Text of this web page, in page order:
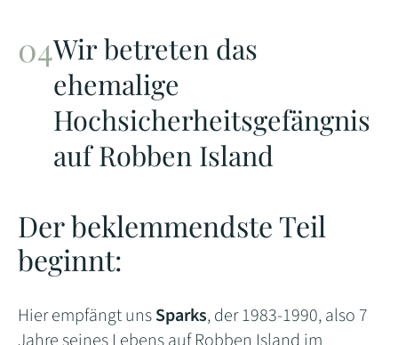
Wir betreten das
ehemalige
Hochsicherheitsgefängnis
auf Robben Island
Der beklemmendste Teil
beginnt:
Hier empfängt unsSparks, der 1983-1990, also 7